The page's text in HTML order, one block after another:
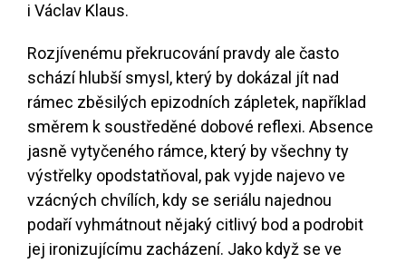
i Václav Klaus.
Rozjívenému překrucování pravdy ale často
schází hlubší smysl, který by dokázal jít nad
rámec zběsilých epizodních zápletek, například
směrem k soustředěné dobové reflexi. Absence
jasně vytyčeného rámce, který by všechny ty
výstřelky opodstatňoval, pak vyjde najevo ve
vzácných chvílích, kdy se seriálu najednou
podaří vyhmátnout nějaký citlivý bod a podrobit
jej ironizujícímu zacházení. Jako když se ve